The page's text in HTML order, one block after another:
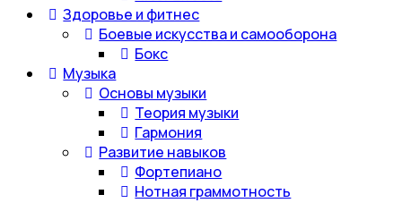
Здоровье и фитнес
Боевые искусства и самооборона
Бокс
Музыка
Основы музыки
Теория музыки
Гармония
Развитие навыков
Фортепиано
Нотная граммотность